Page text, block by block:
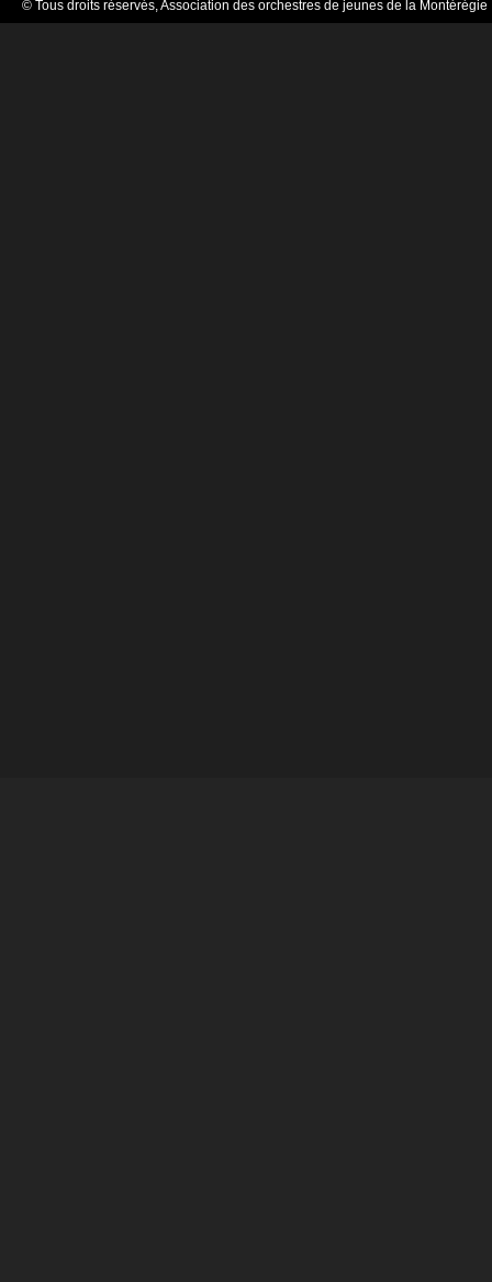
© Tous droits réservés, Association des orchestres de jeunes de la Montérégie